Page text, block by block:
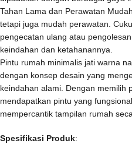
Tahan Lama dan Perawatan
tetapi juga mudah perawatan.
pengecatan ulang atau
keindahan dan ketahanannya.
Pintu rumah minimalis jati warna
dengan konsep desain yang
keindahan alami. Dengan memilih
mendapatkan pintu yang
mempercantik tampilan rumah
Spesifikasi Produk: